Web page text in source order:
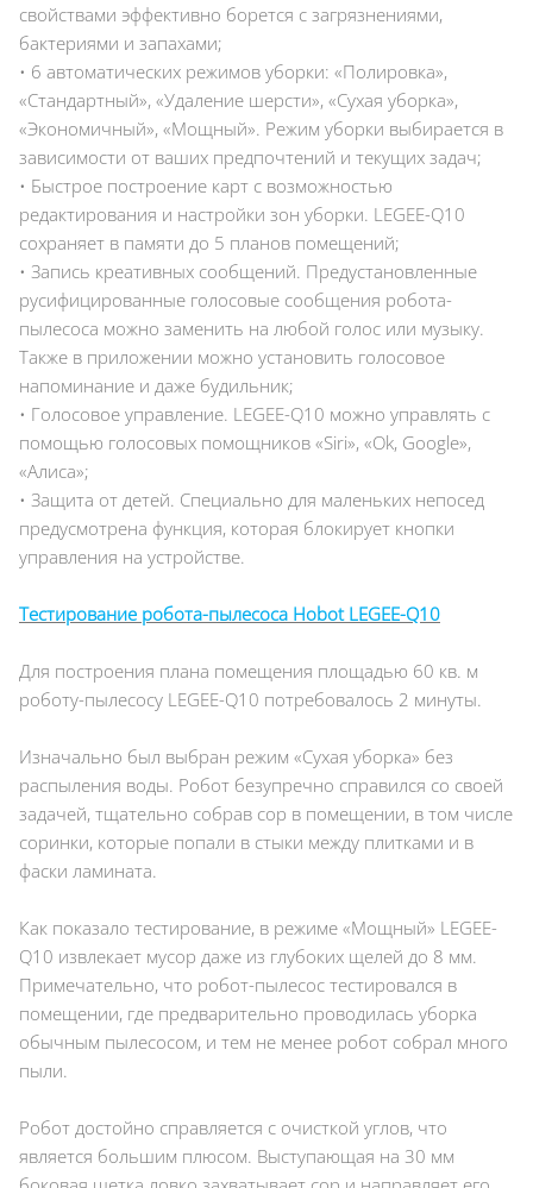
свойствами эффективно борется с загрязнениями,
бактериями и запахами;
• 6 автоматических режимов уборки: «Полировка»,
«Стандартный», «Удаление шерсти», «Сухая уборка»,
«Экономичный», «Мощный». Режим уборки выбирается в
зависимости от ваших предпочтений и текущих задач;
• Быстрое построение карт с возможностью
редактирования и настройки зон уборки. LEGEE-Q10
сохраняет в памяти до 5 планов помещений;
• Запись креативных сообщений. Предустановленные
русифицированные голосовые сообщения робота-
пылесоса можно заменить на любой голос или музыку.
Также в приложении можно установить голосовое
напоминание и даже будильник;
• Голосовое управление. LEGEE-Q10 можно управлять с
помощью голосовых помощников «Siri», «Ok, Google»,
«Алиса»;
• Защита от детей. Специально для маленьких непосед
предусмотрена функция, которая блокирует кнопки
управления на устройстве.
Тестирование робота-пылесоса Hobot LEGEE-Q10
Для построения плана помещения площадью 60 кв. м
роботу-пылесосу LEGEE-Q10 потребовалось 2 минуты.
Изначально был выбран режим «Сухая уборка» без
распыления воды. Робот безупречно справился со своей
задачей, тщательно собрав сор в помещении, в том числе
соринки, которые попали в стыки между плитками и в
фаски ламината.
Как показало тестирование, в режиме «Мощный» LEGEE-
Q10 извлекает мусор даже из глубоких щелей до 8 мм.
Примечательно, что робот-пылесос тестировался в
помещении, где предварительно проводилась уборка
обычным пылесосом, и тем не менее робот собрал много
пыли.
Робот достойно справляется с очисткой углов, что
является большим плюсом. Выступающая на 30 мм